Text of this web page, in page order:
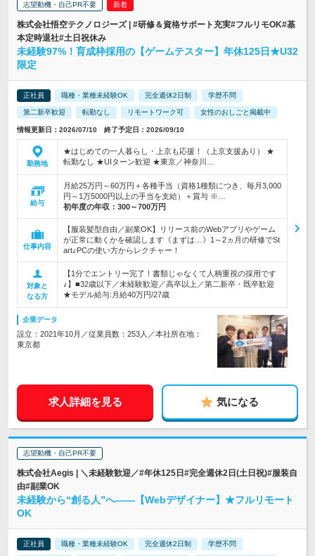
志望動機・自己PR不要
株式会社悟空テクノロジーズ | #研修＆資格サポート充実#フルリモOK#基
本定時退社#土日祝休み
未経験97%！育成枠採用の【ゲームテスター】年休125日★U32
限定
正社員 職種・業種未経験OK 完全週休2日制 学歴不問
第二新卒歓迎 転勤なし リモートワーク可 女性のおしごと掲載中
情報更新日：2026/07/10 終了予定日：2026/09/10
勤務地
★はじめての一人暮らし・上京も応援！（上京支援あり） ★
転勤なし ★UIターン歓迎 ★東京／神奈川…
給与
月給25万円～60万円＋各種手当（資格1種類につき、毎月3,000
円～1万5000円以上の手当を支給）＋賞与 ※…
初年度の年収： 300～700万円
仕事内容
【服装髪型自由／副業OK】リリース前のWebアプリやゲーム
が正常に動くかを確認します《まずは…》1～2ヵ月の研修でSt
art♪PCの使い方からレクチャー！
対象と
なる方
【1分でエントリー完了！書類じゃなくて人柄重視の採用です
♪】■32歳以下／未経験歓迎／高卒以上／第二新卒・既卒歓迎
★モデル給与:月給40万円/27歳
企業データ
設立：2021年10月／従業員数：253人／本社所在地：
東京都
求人詳細を見る 気になる
志望動機・自己PR不要
株式会社Aegis | ＼未経験歓迎／#年休125日#完全週休2日(土日祝)#服装自
由#副業OK
未経験から“創る人”へ――【Webデザイナー】★フルリモート
OK
正社員 職種・業種未経験OK 完全週休2日制 学歴不問